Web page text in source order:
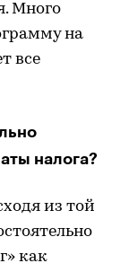
Много
на
все
налога?
из той
как